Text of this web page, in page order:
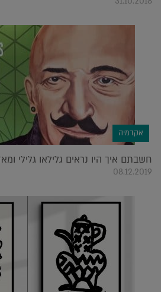
אקדמיה
חשבתם איך היו נראים גלילאו גלילי
08.12.2019